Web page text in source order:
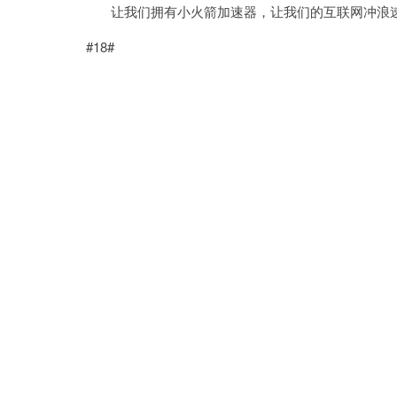
让我们拥有小火箭加速器，让我们的互联网冲浪
#18#